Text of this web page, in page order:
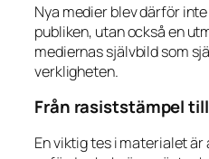
Nya medier blev därför
publiken, utan också en
mediernas självbild som
verkligheten.
Från rasiststämpel
En viktig tes i materialet